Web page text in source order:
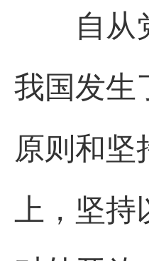
自从党
我国发生
原则和
上，坚